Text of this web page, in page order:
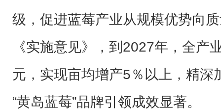
级，促进蓝莓产业从规模优势向
《实施意见》，到2027年，全产
元，实现亩均增产5％以上，精深
“黄岛蓝莓”品牌引领成效显著。